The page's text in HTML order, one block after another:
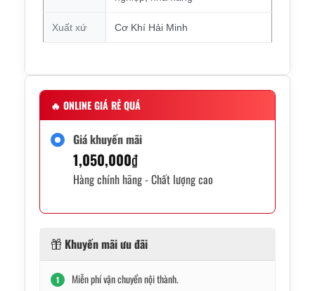
Xuất xứ Cơ Khí Hải Minh
🔥 ONLINE GIÁ RẺ QUÁ
Giá khuyến mãi
1,050,000₫
Hàng chính hãng - Chất lượng cao
Khuyến mãi ưu đãi
1 Miễn phí vận chuyển nội thành.